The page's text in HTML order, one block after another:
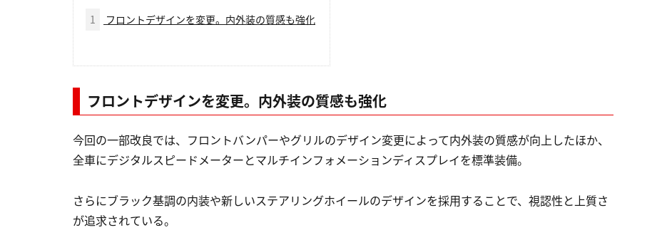
1 フロントデザインを変更。内外装の質感も強化
フロントデザインを変更。内外装の質感も強化
今回の一部改良では、フロントバンパーやグリルのデザイン変更によって内外装の質感が向上したほか、
全車にデジタルスピードメーターとマルチインフォメーションディスプレイを標準装備。
さらにブラック基調の内装や新しいステアリングホイールのデザインを採用することで、視認性と上質さ
が追求されている。